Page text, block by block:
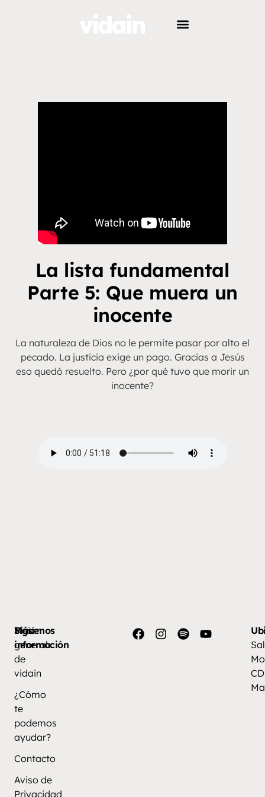
La lista fundamental
Parte 5: Que muera un
inocente
La naturaleza de Dios no le permite pasar por alto el
pecado. La justicia exige un pago. Gracias a Jesús
eso quedó resuelto. Pero ¿por qué tuvo que morir un
inocente?
Más
información
Visión
general
de
vidain
¿Cómo
te
podemos
ayudar?
Contacto
Aviso de
Privacidad
Síguenos